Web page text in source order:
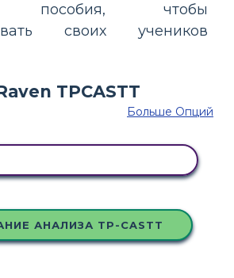
пособия, чтобы
своих учеников
Больше Опций
АНАЛИЗА TP-CASTT